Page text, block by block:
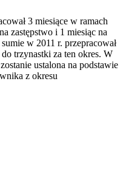
3 miesiące w ramach
zastępstwo i 1 miesiąc na
w 2011 r. przepracował
trzynastki za ten okres. W
ustalona na podstawie
z okresu